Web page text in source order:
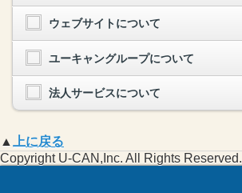
ウェブサイトについて
ユーキャングループについて
法人サービスについて
▲
上に戻る
Copyright U-CAN,Inc. All Rights Reserved.